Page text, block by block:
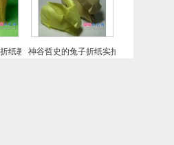
纸教程图解神谷哲史的兔子折纸实拍教程(超详细)